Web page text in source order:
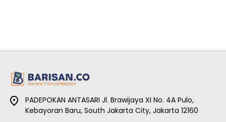
PADEPOKAN ANTASARI Jl. Brawijaya XI No. 4A Pulo,
Kebayoran Baru, South Jakarta City, Jakarta 12160